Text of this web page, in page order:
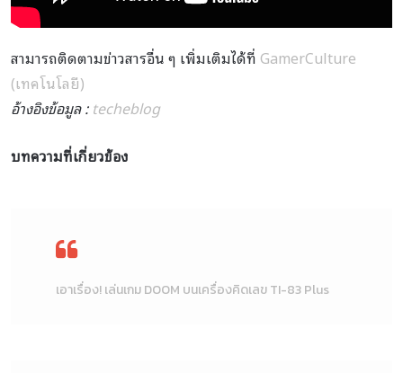
สามารถติดตามข่าวสารอื่น ๆ เพิ่มเติมได้ที่ GamerCulture
(เทคโนโลยี)
อ้างอิงข้อมูล :techeblog
บทความที่เกี่ยวข้อง
เอาเรื่อง! เล่นเกม DOOM บนเครื่องคิดเลข TI-83 Plus